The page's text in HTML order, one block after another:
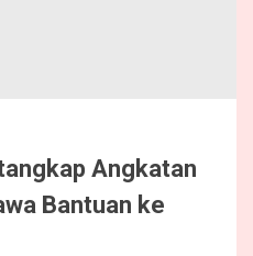
Angkatan
Bantuan ke